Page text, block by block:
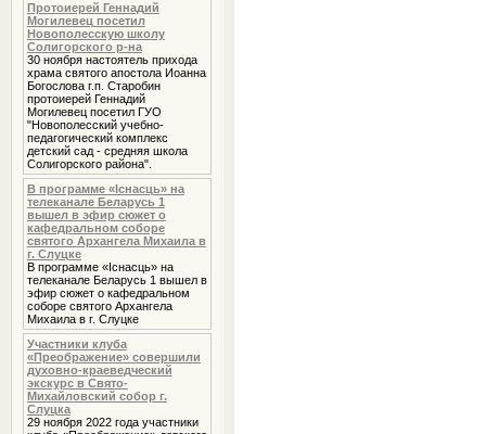
Протоиерей Геннадий
Могилевец посетил
Новополесскую школу
Солигорского р-на
30 ноября настоятель прихода
храма святого апостола Иоанна
Богослова г.п. Старобин
протоиерей Геннадий
Могилевец посетил ГУО
"Новополесский учебно-
педагогический комплекс
детский сад - средняя школа
Солигорского района".
В программе «Iснасць» на
телеканале Беларусь 1
вышел в эфир сюжет о
кафедральном соборе
святого Архангела Михаила в
г. Слуцке
В программе «Iснасць» на
телеканале Беларусь 1 вышел в
эфир сюжет о кафедральном
соборе святого Архангела
Михаила в г. Слуцке
Участники клуба
«Преображение» совершили
духовно-краеведческий
экскурс в Свято-
Михайловский собор г.
Слуцка
29 ноября 2022 года участники